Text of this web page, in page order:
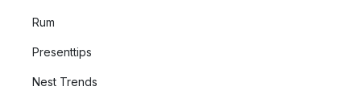
Rum
Presenttips
Nest Trends